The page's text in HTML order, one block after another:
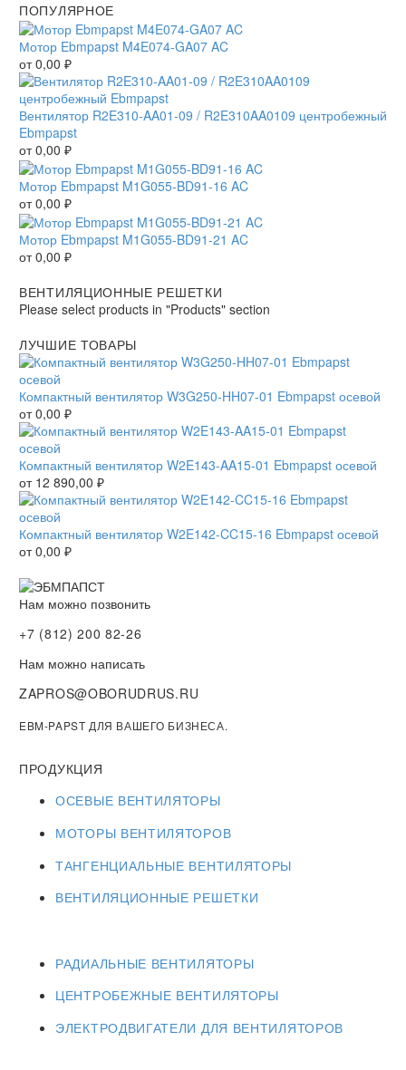
ПОПУЛЯРНОЕ
Мотор Ebmpapst M4E074-GA07 AC
от0,00 ₽
Вентилятор R2E310-AA01-09 / R2E310AA0109 центробежный
Ebmpapst
от0,00 ₽
Мотор Ebmpapst M1G055-BD91-16 AC
от0,00 ₽
Мотор Ebmpapst M1G055-BD91-21 AC
от0,00 ₽
ВЕНТИЛЯЦИОННЫЕ РЕШЕТКИ
Please select products in "Products" section
ЛУЧШИЕ ТОВАРЫ
Компактный вентилятор W3G250-HH07-01 Ebmpapst осевой
от0,00 ₽
Компактный вентилятор W2E143-AA15-01 Ebmpapst осевой
от 12 890,00 ₽
Компактный вентилятор W2E142-CC15-16 Ebmpapst осевой
от0,00 ₽
Нам можно позвонить
+7 (812) 200 82-26
Нам можно написать
ZAPROS@OBORUDRUS.RU
EBM-PAPST ДЛЯ ВАШЕГО БИЗНЕСА.
ПРОДУКЦИЯ
ОСЕВЫЕ ВЕНТИЛЯТОРЫ
МОТОРЫ ВЕНТИЛЯТОРОВ
ТАНГЕНЦИАЛЬНЫЕ ВЕНТИЛЯТОРЫ
ВЕНТИЛЯЦИОННЫЕ РЕШЕТКИ
РАДИАЛЬНЫЕ ВЕНТИЛЯТОРЫ
ЦЕНТРОБЕЖНЫЕ ВЕНТИЛЯТОРЫ
ЭЛЕКТРОДВИГАТЕЛИ ДЛЯ ВЕНТИЛЯТОРОВ